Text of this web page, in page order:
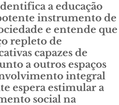
a educação
instrumento de
e entende que
repleto de
capazes de
a outros espaços
integral
espera estimular a
social na